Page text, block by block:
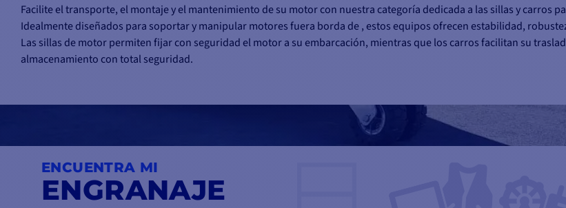
Facilite el transporte, el montaje y el mantenimiento de su motor con nuestra categoría dedicada a las sillas y carros
Idealmente diseñados para soportar y manipular motores fuera borda de , estos equipos ofrecen estabilidad,
Las sillas de motor permiten fijar con seguridad el motor a su embarcación, mientras que los carros facilitan su
almacenamiento con total seguridad.
necesita transportar un motor pesado, realizar ajustes o simplemente guardarlo, nuestras sillas y carros satisfacen
combinando ergonomía y robustez.-Equípese con soluciones eficaces para simplificar la gestión de su motor y
ENCUENTRA MI
ENGRANAJE